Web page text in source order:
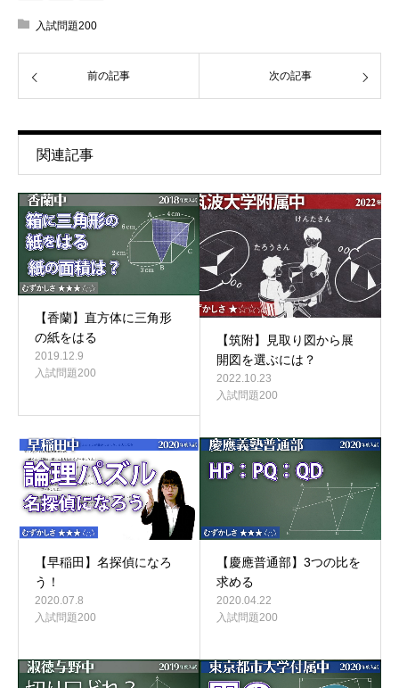
入試問題200
前の記事 次の記事
関連記事
【香蘭】直方体に三角形
の紙をはる
2019.12.9
入試問題200
【筑附】見取り図から展
開図を選ぶには？
2022.10.23
入試問題200
【早稲田】名探偵になろ
う！
2020.07.8
入試問題200
【慶應普通部】3つの比を
求める
2020.04.22
入試問題200